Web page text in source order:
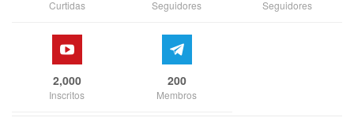
Curtidas Seguidores Seguidores
2,000
Inscritos
200
Membros